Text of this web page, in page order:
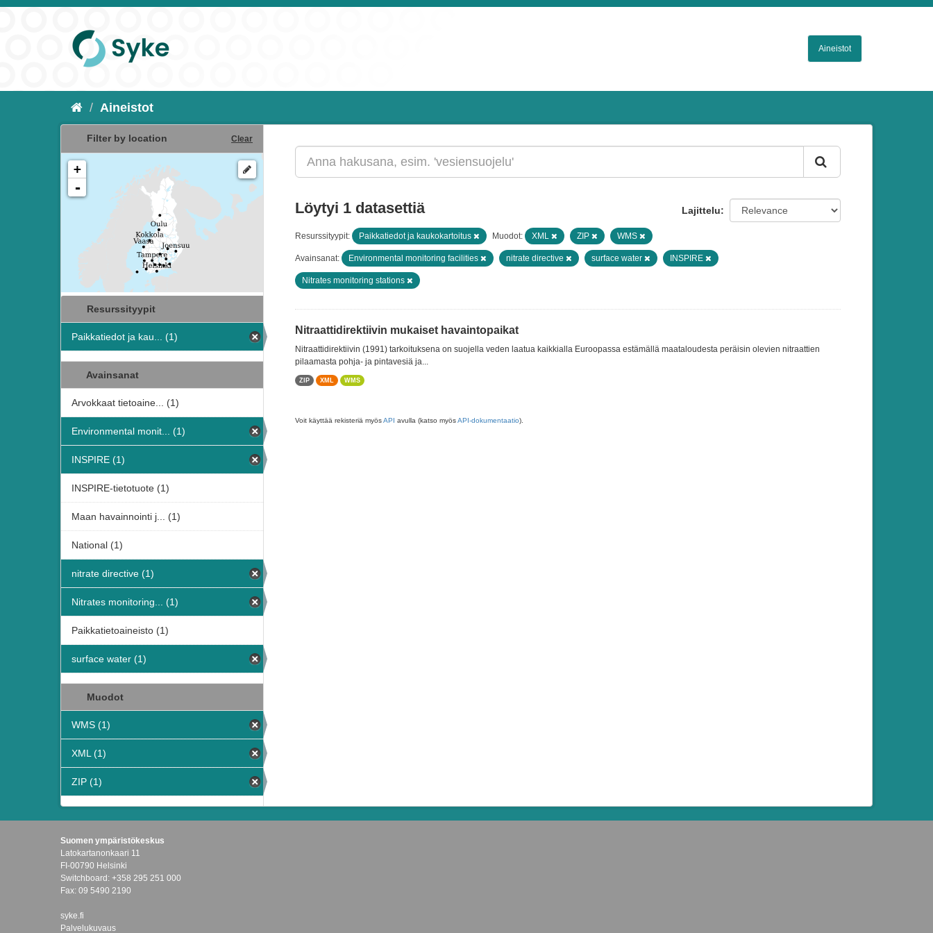
Aineistot
Aineistot
Filter by location Clear
+
-
Resurssityypit
Paikkatiedot ja kau... (1)
Avainsanat
Arvokkaat tietoaine... (1)
Environmental monit... (1)
INSPIRE (1)
INSPIRE-tietotuote (1)
Maan havainnointi j... (1)
National (1)
nitrate directive (1)
Nitrates monitoring... (1)
Paikkatietoaineisto (1)
surface water (1)
Muodot
WMS (1)
XML (1)
ZIP (1)
Lajittelu
Löytyi 1 datasettiä
Resurssityypit: Paikkatiedot ja kaukokartoitus Muodot: XML ZIP WMS
Avainsanat: Environmental monitoring facilities nitrate directive surface water INSPIRE
Nitrates monitoring stations
Nitraattidirektiivin mukaiset havaintopaikat
Nitraattidirektiivin (1991) tarkoituksena on suojella veden laatua kaikkialla Euroopassa estämällä maataloudesta peräisin olevien nitraattien
pilaamasta pohja- ja pintavesiä ja...
ZIP XML WMS
Voit käyttää rekisteriä myösAPI avulla (katso myösAPI-dokumentaatio).
Suomen ympäristökeskus
Latokartanonkaari 11
FI-00790 Helsinki
Switchboard: +358 295 251 000
Fax: 09 5490 2190
syke.fi
Palvelukuvaus